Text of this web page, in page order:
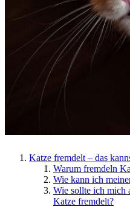
Katze fremdelt – das
Warum fremdeln
Wie kann ich
Wie sollte ich mich
Katze fremdelt?